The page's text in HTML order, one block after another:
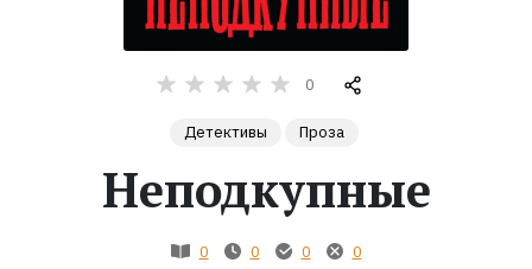
Экранизации
0
Детективы Проза
Неподкупные
0 0 0 0